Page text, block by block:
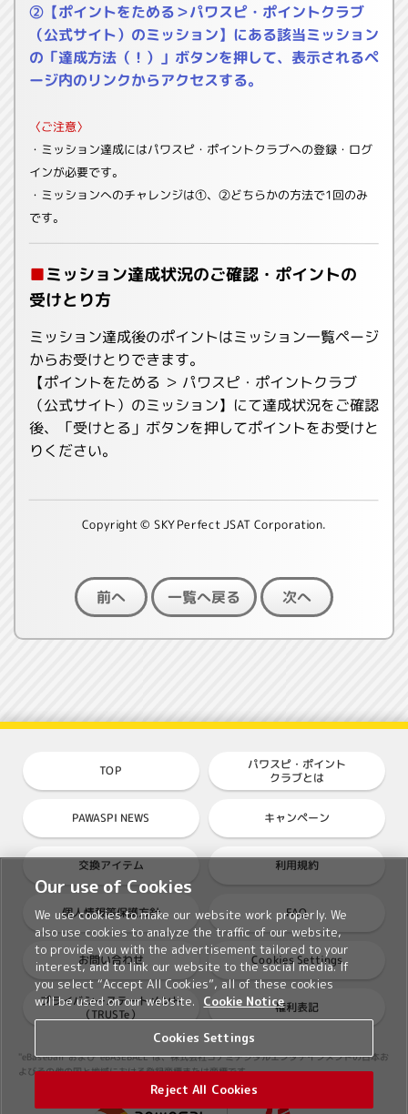
②【ポイントをためる＞パワスピ・ポイントクラブ
（公式サイト）のミッション】にある該当ミッション
の「達成方法（！）」ボタンを押して、表示されるペ
ージ内のリンクからアクセスする。
〈ご注意〉
・ミッション達成にはパワスピ・ポイントクラブへの登録・ログ
インが必要です。
・ミッションへのチャレンジは①、②どちらかの方法で1回のみ
です。
■ミッション達成状況のご確認・ポイントの
受けとり方
ミッション達成後のポイントはミッション一覧ページ
からお受けとりできます。
【ポイントをためる ＞ パワスピ・ポイントクラブ
（公式サイト）のミッション】にて達成状況をご確認
後、「受けとる」ボタンを押してポイントをお受けと
りください。
Copyright © SKY Perfect JSAT Corporation.
前へ 一覧へ戻る 次へ
TOP パワスピ・ポイント
クラブとは
PAWASPI NEWS キャンペーン
交換アイテム 利用規約
個人情報等保護方針 FAQ
お問い合わせ Cookies Settings
プライバシーステートメント
（TRUSTe） 権利表記
"eBaseball"および"eBASEBALL"は、株式会社コナミデジタルエンタテインメントの日本お
よびその他の国と地域における登録商標または商標です。
Our use of Cookies
We use cookies to make our website work properly. We
also use cookies to analyze the traffic of our website,
to provide you with the advertisement tailored to your
interest, and to link our website to the social media. If
you select “Accept All Cookies”, all of these cookies
will be used on our website.
Cookie Notice
Cookies Settings
Reject All Cookies